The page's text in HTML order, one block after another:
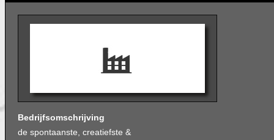
Bedrijfsomschrijving
de spontaanste, creatiefste &